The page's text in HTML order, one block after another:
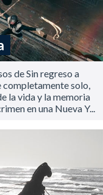
de Sin regreso a
completamente solo,
la vida y la memoria
en una Nueva Y...